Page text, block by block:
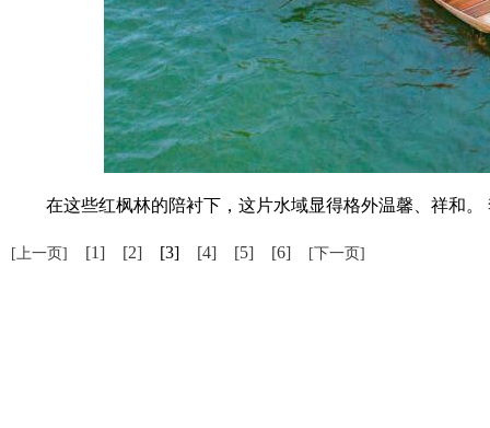
在这些红枫林的陪衬下，这片水域显得格外温馨、祥和。
[上一页] [1] [2] [3] [4] [5] [6] [下一页]